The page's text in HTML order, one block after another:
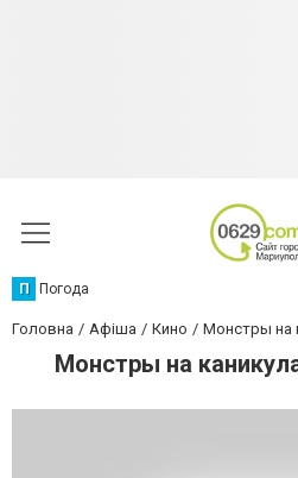
П Погода
Головна Афіша Кино Монстры на
Монстры на